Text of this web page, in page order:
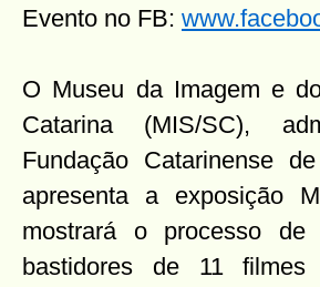
Evento no FB:
O Museu da Imagem e
Catarina (MIS/SC),
Fundação Catarinense
apresenta a exposição
mostrará o processo
bastidores de 11 filmes